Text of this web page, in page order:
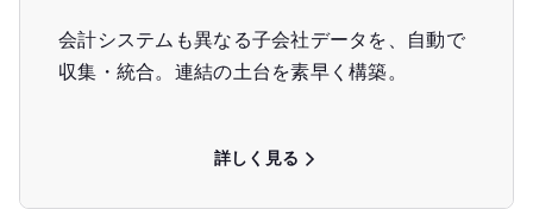
会計システムも異なる子会社データを、自動で
収集・統合。連結の土台を素早く構築。
詳しく見る